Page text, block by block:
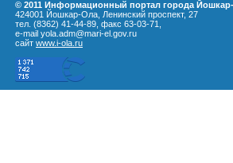
© 2011 Информационный портал города
424001 Йошкар-Ола, Ленинский проспект, 27
тел. (8362) 41-44-89, факс 63-03-71,
e-mail yola.adm@mari-el.gov.ru
сайт www.i-ola.ru